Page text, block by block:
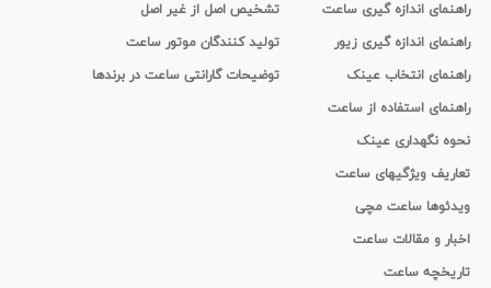
راهنمای اندازه گیری ساعت
راهنمای اندازه گیری زیور
راهنمای انتخاب عینک
راهنمای استفاده از ساعت
نحوه نگهداری عینک
تعاریف ویژگیهای ساعت
ویدئوها ساعت مچی
اخبار و مقالات ساعت
تاریخچه ساعت
تشخیص اصل از غیر اصل
تولید کنندگان موتور ساعت
توضیحات گارانتی ساعت در برندها